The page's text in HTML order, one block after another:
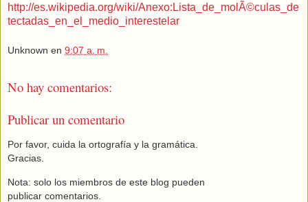
http://es.wikipedia.org/wiki/Anexo:Lista_de_molÃ©culas_de
tectadas_en_el_medio_interestelar
Unknown en 9:07 a. m.
No hay comentarios:
Publicar un comentario
Por favor, cuida la ortografía y la gramática.
Gracias.
Nota: solo los miembros de este blog pueden
publicar comentarios.